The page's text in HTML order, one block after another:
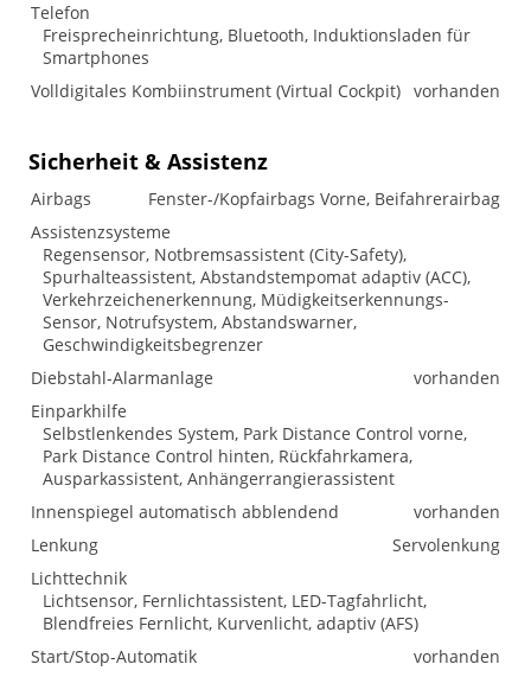
Telefon
Freisprecheinrichtung, Bluetooth, Induktionsladen für
Smartphones
Volldigitales Kombiinstrument (Virtual Cockpit) vorhanden
Sicherheit & Assistenz
Airbags
Fenster-/Kopfairbags Vorne, Beifahrerairbag
Assistenzsysteme
Regensensor, Notbremsassistent (City-Safety),
Spurhalteassistent, Abstandstempomat adaptiv (ACC),
Verkehrzeichenerkennung, Müdigkeitserkennungs-
Sensor, Notrufsystem, Abstandswarner,
Geschwindigkeitsbegrenzer
Diebstahl-Alarmanlage
vorhanden
Einparkhilfe
Selbstlenkendes System, Park Distance Control vorne,
Park Distance Control hinten, Rückfahrkamera,
Ausparkassistent, Anhängerrangierassistent
Innenspiegel automatisch abblendend
vorhanden
Lenkung
Servolenkung
Lichttechnik
Lichtsensor, Fernlichtassistent, LED-Tagfahrlicht,
Blendfreies Fernlicht, Kurvenlicht, adaptiv (AFS)
Start/Stop-Automatik
vorhanden